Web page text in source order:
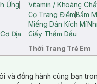
Ứng
Địa
Vitamin / Khoáng
Cọ Trang ĐiểmBấm
Miếng Dán Kích Mí
Giấy Thấm Dầu
Thời Trang Trẻ Em
và đồng hành cùng bạn